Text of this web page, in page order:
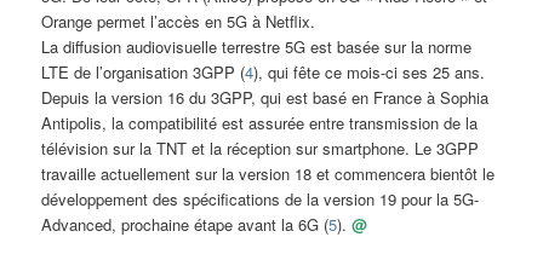
Orange permet l’accès en 5G à Netflix.
La diffusion audiovisuelle terrestre 5G est basée sur la norme
LTE de l’organisation 3GPP (4), qui fête ce mois-ci ses 25 ans.
Depuis la version 16 du 3GPP, qui est basé en France à Sophia
Antipolis, la compatibilité est assurée entre transmission de la
télévision sur la TNT et la réception sur smartphone. Le 3GPP
travaille actuellement sur la version 18 et commencera bientôt le
développement des spécifications de la version 19 pour la 5G-
Advanced, prochaine étape avant la 6G (5).@